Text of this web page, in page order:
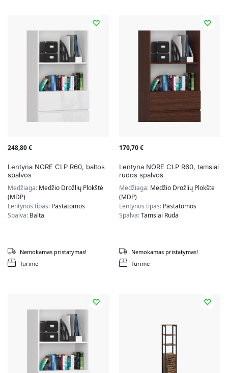
248,80€
Lentyna NORE CLP R60, baltos
spalvos
Medžiaga: Medžio Drožlių Plokštė
(MDP)
Lentynos tipas: Pastatomos
Spalva: Balta
Turime
Nemokamas pristatymas!
170,70€
Lentyna NORE CLP R60, tamsiai
rudos spalvos
Medžiaga: Medžio Drožlių Plokštė
(MDP)
Lentynos tipas: Pastatomos
Spalva:Tamsiai Ruda
Turime
Nemokamas pristatymas!